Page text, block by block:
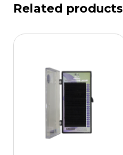
Related products